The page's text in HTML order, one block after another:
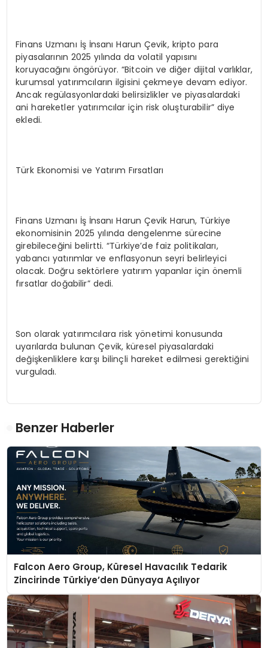
Finans Uzmanı İş İnsanı Harun Çevik, kripto para
piyasalarının 2025 yılında da volatil yapısını
koruyacağını öngörüyor. “Bitcoin ve diğer dijital varlıklar,
kurumsal yatırımcıların ilgisini çekmeye devam ediyor.
Ancak regülasyonlardaki belirsizlikler ve piyasalardaki
ani hareketler yatırımcılar için risk oluşturabilir” diye
ekledi.
Türk Ekonomisi ve Yatırım Fırsatları
Finans Uzmanı İş İnsanı Harun Çevik Harun, Türkiye
ekonomisinin 2025 yılında dengelenme sürecine
girebileceğini belirtti. “Türkiye’de faiz politikaları,
yabancı yatırımlar ve enflasyonun seyri belirleyici
olacak. Doğru sektörlere yatırım yapanlar için önemli
fırsatlar doğabilir” dedi.
Son olarak yatırımcılara risk yönetimi konusunda
uyarılarda bulunan Çevik, küresel piyasalardaki
değişkenliklere karşı bilinçli hareket edilmesi gerektiğini
vurguladı.
Benzer Haberler
Falcon Aero Group, Küresel Havacılık Tedarik
Zincirinde Türkiye’den Dünyaya Açılıyor